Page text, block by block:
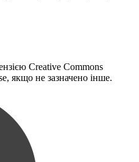
Creative Commons
якщо не зазначено інше.